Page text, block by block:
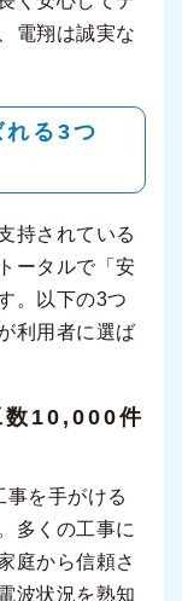
電翔は誠実な
れる3つ
持されている
ータルで「安
。以下の3つ
利用者に選ば
数10,000件
を手がける
多くの工事に
庭から信頼さ
波状況を熟知